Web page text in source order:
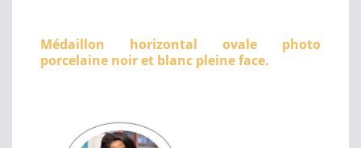
Médaillon horizontal ovale photo
porcelaine noir et blanc pleine face.